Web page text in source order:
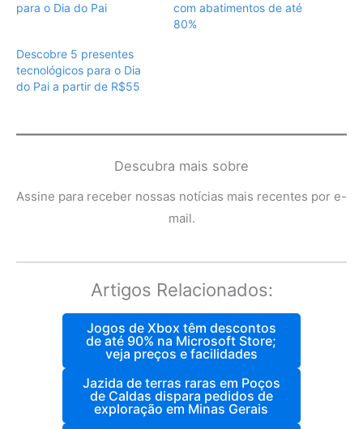
para o Dia do Pai
com abatimentos de até
80%
Descobre 5 presentes
tecnológicos para o Dia
do Pai a partir de R$55
Descubra mais sobre
Assine para receber nossas notícias mais recentes por e-
mail.
Artigos Relacionados:
Jogos de Xbox têm descontos
de até 90% na Microsoft Store;
veja preços e facilidades
Jazida de terras raras em Poços
de Caldas dispara pedidos de
exploração em Minas Gerais